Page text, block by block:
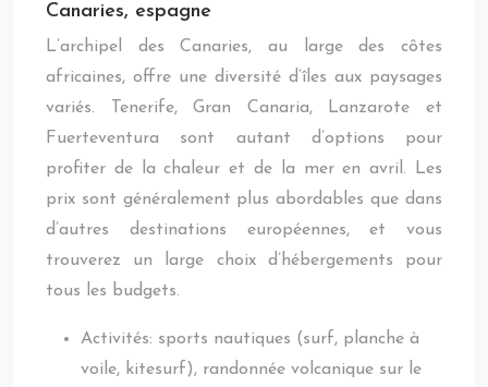
Canaries, espagne
L’archipel des Canaries, au large des côtes
africaines, offre une diversité d’îles aux paysages
variés. Tenerife, Gran Canaria, Lanzarote et
Fuerteventura sont autant d’options pour
profiter de la chaleur et de la mer en avril. Les
prix sont généralement plus abordables que dans
d’autres destinations européennes, et vous
trouverez un large choix d’hébergements pour
tous les budgets.
Activités: sports nautiques (surf, planche à
voile, kitesurf), randonnée volcanique sur le